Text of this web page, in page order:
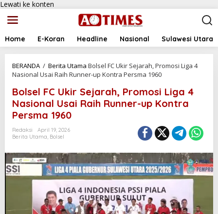
Lewati ke konten
Home E-Koran Headline Nasional Sulawesi Utara
BERANDA / Berita Utama Bolsel FC Ukir Sejarah, Promosi Liga 4
Nasional Usai Raih Runner-up Kontra Persma 1960
Bolsel FC Ukir Sejarah, Promosi Liga 4
Nasional Usai Raih Runner-up Kontra
Persma 1960
Redaksi
April 19, 2026
Berita Utama, Bolsel